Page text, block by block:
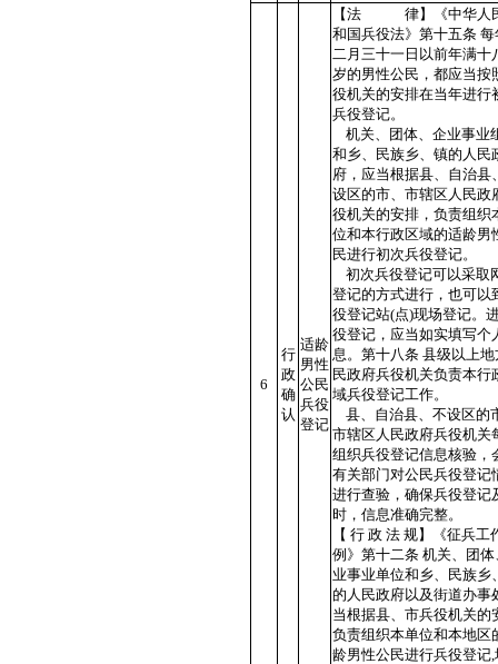
6
行
政
确
认
适龄
男性
公民
兵役
登记
【法 律】《中华人
和国兵役法》第十五条 每
二月三十一日以前年满十
岁的男性公民，都应当按
役机关的安排在当年进行
兵役登记。
机关、团体、企业事业
和乡、民族乡、镇的人民
府，应当根据县、自治县
设区的市、市辖区人民政
役机关的安排，负责组织
位和本行政区域的适龄男
民进行初次兵役登记。
初次兵役登记可以采取
登记的方式进行，也可以
役登记站(点)现场登记。
役登记，应当如实填写个
息。第十八条 县级以上地
民政府兵役机关负责本行
域兵役登记工作。
县、自治县、不设区的
市辖区人民政府兵役机关
组织兵役登记信息核验，
有关部门对公民兵役登记
进行查验，确保兵役登记
时，信息准确完整。
【 行 政 法 规】《征兵工
例》第十二条 机关、团体
业事业单位和乡、民族乡
的人民政府以及街道办事
当根据县、市兵役机关的
负责组织本单位和本地区
龄男性公民进行兵役登记,